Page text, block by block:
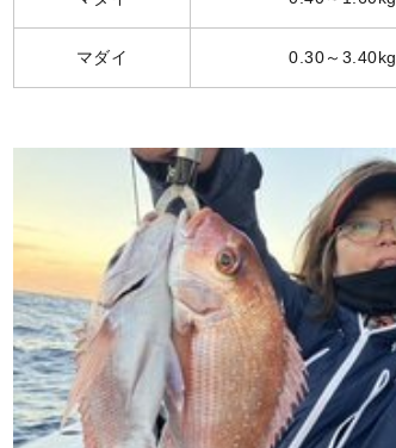
マダイ 0.30～3.40kg